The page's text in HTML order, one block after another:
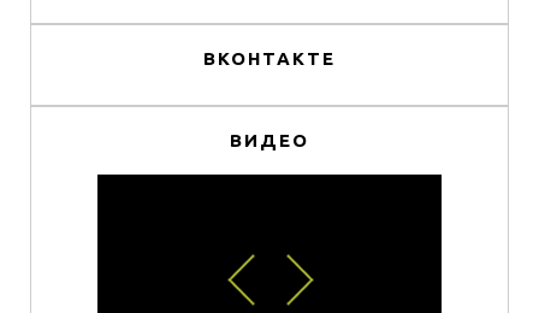
ВКОНТАКТЕ
ВИДЕО